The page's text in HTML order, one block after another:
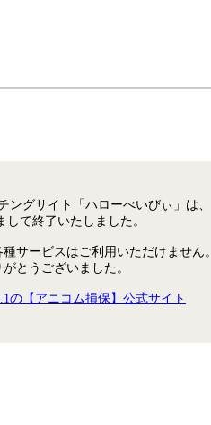
ングサイト「ハローべいびぃ」は、
して終了いたしました。
サービスはご利用いただけません
とうございました。
の【アニコム損保】公式サイト